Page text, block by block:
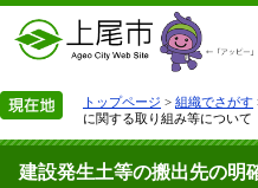
トップページ > 組織でさがす
に関する取り組み等について
建設発生土等の搬出先の明